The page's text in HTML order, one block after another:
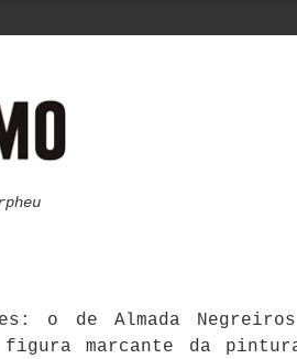
o de Almada
marcante da